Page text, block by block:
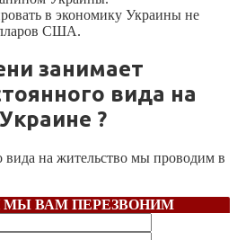
в экономику Украины не
США.
занимает
вида на
?
на жительство мы проводим в
МЫ ВАМ ПЕРЕЗВОНИМ